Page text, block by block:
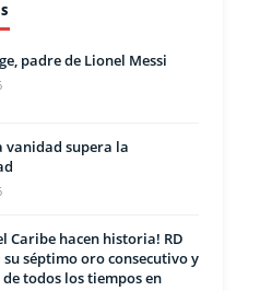
padre de Lionel Messi
vanidad supera la
Caribe hacen historia! RD
séptimo oro consecutivo y
todos los tiempos en